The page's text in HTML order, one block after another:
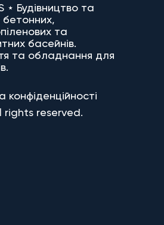
⋆ Будівництво та
та
басейнів.
та обладнання для
конфіденційності
rights reserved.